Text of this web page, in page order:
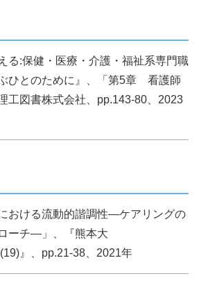
る:保健・医療・介護・福祉系専門職
ひとのために』、「第5章 看護師
工図書株式会社、pp.143-80、2023
おける流動的諧調性―ケアリングの
ーチ―」、『熊本大
』、pp.21-38、2021年